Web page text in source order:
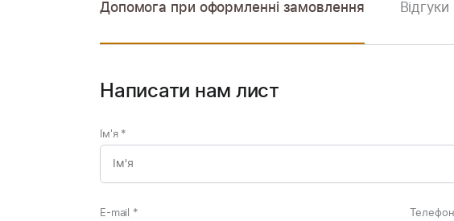
Допомога при оформленні замовлення Відгуки
Написати нам лист
Ім'я *
E-mail * Телефон